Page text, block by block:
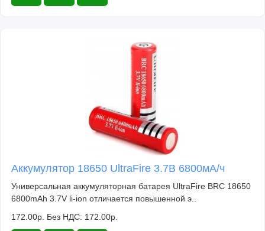
Аккумулятор 18650 UltraFire 3.7В 6800мА/ч
Универсальная аккумуляторная батарея UltraFire BRC 18650
6800mAh 3.7V li-ion отличается повышенной э..
172.00р. Без НДС: 172.00р.